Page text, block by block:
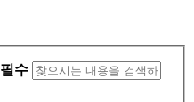
필수